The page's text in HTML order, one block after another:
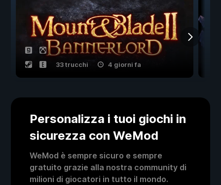
33 trucchi 4 giorni fa
Personalizza i tuoi giochi in
sicurezza con WeMod
WeMod è sempre sicuro e sempre
gratuito grazie alla nostra community di
milioni di giocatori in tutto il mondo.